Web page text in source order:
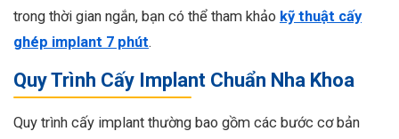
trong thời gian ngắn, bạn có thể tham khảo kỹ thuật cấy
ghép implant 7 phút.
Quy Trình Cấy Implant Chuẩn Nha Khoa
Quy trình cấy implant thường bao gồm các bước cơ bản